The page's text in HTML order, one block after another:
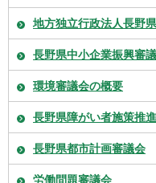
地方独立行政法人長野
長野県中小企業振興審
環境審議会の概要
長野県障がい者施策推
長野県都市計画審議会
労働問題審議会